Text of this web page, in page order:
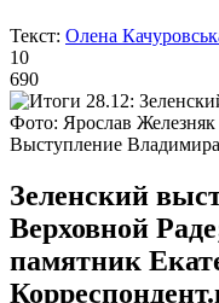
Текст: Олена
10
690
Фото: Ярослав Железняк
Выступление Владимира
Зеленский
Верховной
памятник